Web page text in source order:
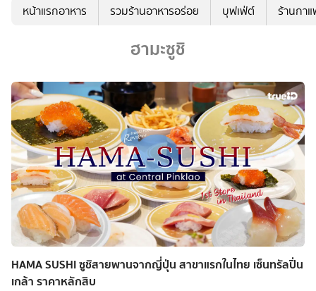
หน้าแรกอาหาร รวมร้านอาหารอร่อย บุฟเฟ่ต์ ร้านกา
ฮามะซูชิ
HAMA SUSHI ซูชิสายพานจากญี่ปุ่น สาขาแรกในไทย เซ็นทรัลปิ่น
เกล้า ราคาหลักสิบ